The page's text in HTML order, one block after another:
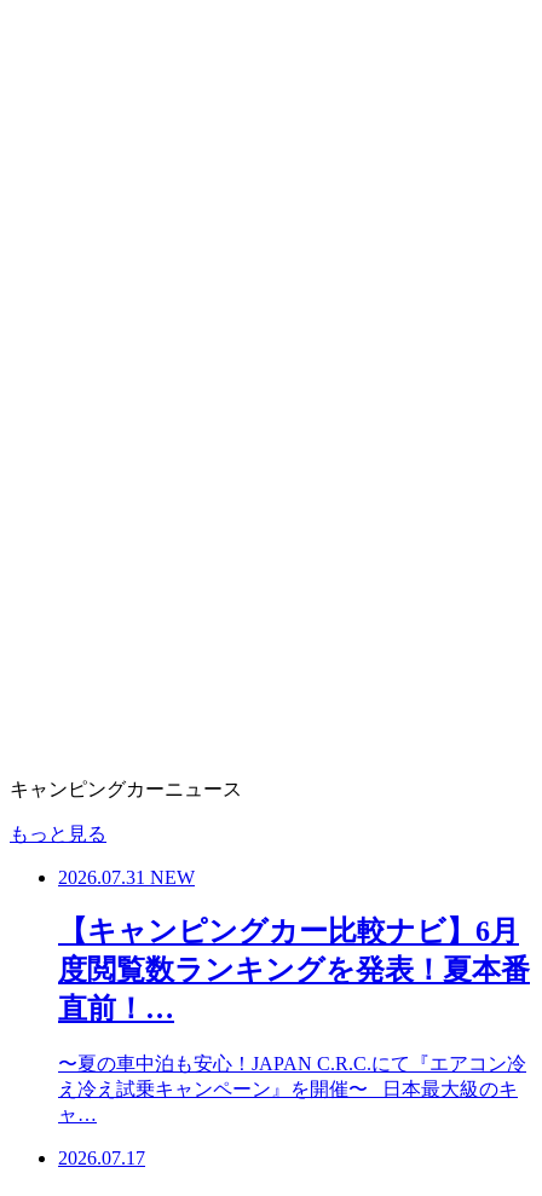
キャンピングカーニュース
もっと見る
2026.07.31 NEW
【キャンピングカー比較ナビ】6月
度閲覧数ランキングを発表！夏本番
直前！…
〜夏の車中泊も安心！JAPAN C.R.C.にて『エアコン冷
え冷え試乗キャンペーン』を開催〜 日本最大級のキ
ャ…
2026.07.17